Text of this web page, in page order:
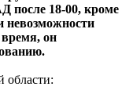
после 18-00, кроме
время, он
области: